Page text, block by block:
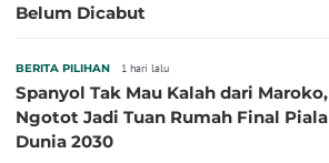
Belum Dicabut
BERITA PILIHAN 1 hari lalu
Spanyol Tak Mau Kalah dari Maroko,
Ngotot Jadi Tuan Rumah Final Piala
Dunia 2030